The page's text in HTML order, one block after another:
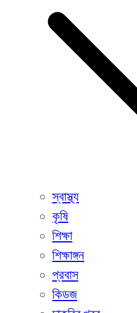
স্বাস্থ্য
কৃষি
শিক্ষা
শিক্ষাঙ্গন
প্রবাস
কিডজ